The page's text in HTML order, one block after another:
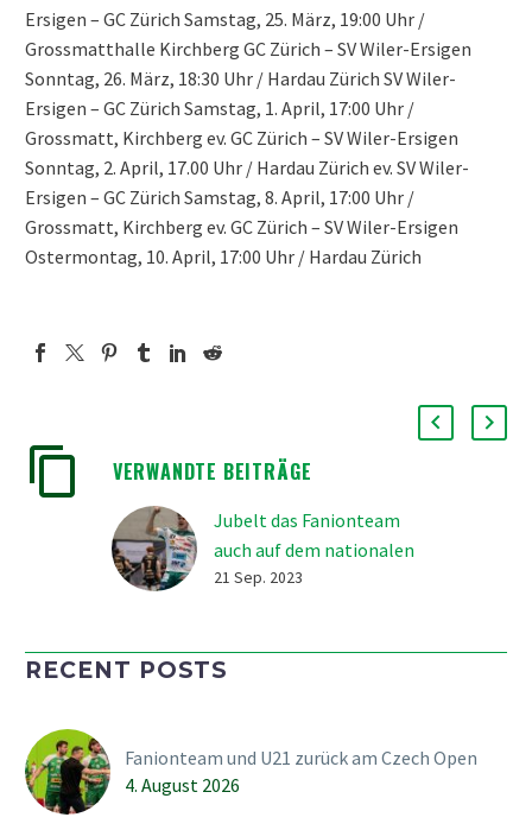
Ersigen – GC Zürich Samstag, 25. März, 19:00 Uhr /
Grossmatthalle Kirchberg GC Zürich – SV Wiler-Ersigen
Sonntag, 26. März, 18:30 Uhr / Hardau Zürich SV Wiler-
Ersigen – GC Zürich Samstag, 1. April, 17:00 Uhr /
Grossmatt, Kirchberg ev. GC Zürich – SV Wiler-Ersigen
Sonntag, 2. April, 17.00 Uhr / Hardau Zürich ev. SV Wiler-
Ersigen – GC Zürich Samstag, 8. April, 17:00 Uhr /
Grossmatt, Kirchberg ev. GC Zürich – SV Wiler-Ersigen
Ostermontag, 10. April, 17:00 Uhr / Hardau Zürich
VERWANDTE BEITRÄGE
Jubelt das Fanionteam
auch auf dem nationalen
Parkett?
einer Doppelrunde geht
Samstag mit dem Berner
Derby gegen die Tigers in
21 Sep. 2023
RECENT POSTS
Fanionteam und U21 zurück am Czech Open
4. August 2026